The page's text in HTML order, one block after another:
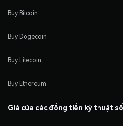
Buy Bitcoin
Buy Dogecoin
Buy Litecoin
Buy Ethereum
Giá của các đồng tiền kỹ thuật số